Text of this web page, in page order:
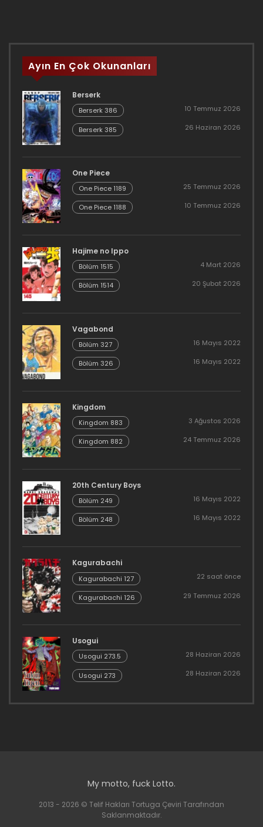
Ayın En Çok Okunanları
Berserk
Berserk 386 10 Temmuz 2026
Berserk 385 26 Haziran 2026
One Piece
One Piece 1189 25 Temmuz 2026
One Piece 1188 10 Temmuz 2026
Hajime no Ippo
Bölüm 1515 4 Mart 2026
Bölüm 1514 20 Şubat 2026
Vagabond
Bölüm 327 16 Mayıs 2022
Bölüm 326 16 Mayıs 2022
Kingdom
Kingdom 883 3 Ağustos 2026
Kingdom 882 24 Temmuz 2026
20th Century Boys
Bölüm 249 16 Mayıs 2022
Bölüm 248 16 Mayıs 2022
Kagurabachi
Kagurabachi 127 22 saat önce
Kagurabachi 126 29 Temmuz 2026
Usogui
Usogui 273.5 28 Haziran 2026
Usogui 273 28 Haziran 2026
My motto, fuck Lotto.
2013 - 2026 © Telif Hakları Tortuga Çeviri Tarafından
Saklanmaktadır.